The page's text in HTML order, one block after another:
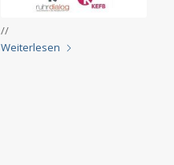
//
Weiterlesen